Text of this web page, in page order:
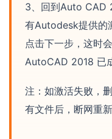
3、回到Auto CAD
有Autodesk提供的
点击下一步，这时
AutoCAD 2018 已
注：如激活失败，
有文件后，断网重